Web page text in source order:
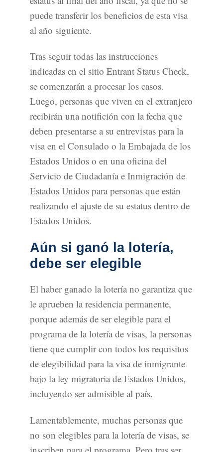
puede transferir los beneficios de esta visa
al año siguiente.
Tras seguir todas las instrucciones
indicadas en el sitio Entrant Status Check,
se comenzarán a procesar los casos.
Luego, personas que viven en el extranjero
recibirán una notifición con la fecha que
deben presentarse a su entrevistas para la
visa en el Consulado o la Embajada de los
Estados Unidos o en una oficina del
Servicio de Ciudadanía e Inmigración de
Estados Unidos para personas que están
realizando el ajuste de su estatus dentro de
Estados Unidos.
Aún si ganó la lotería,
debe ser elegible
El haber ganado la lotería no garantiza que
le aprueben la residencia permanente,
porque además de ser elegible para el
programa de la lotería de visas, la personas
tiene que cumplir con todos los requisitos
de elegibilidad para la visa de inmigrante
bajo la ley migratoria de Estados Unidos,
incluyendo ser admisible al país.
Lamentablemente, muchas personas que
no son elegibles para la lotería de visas, se